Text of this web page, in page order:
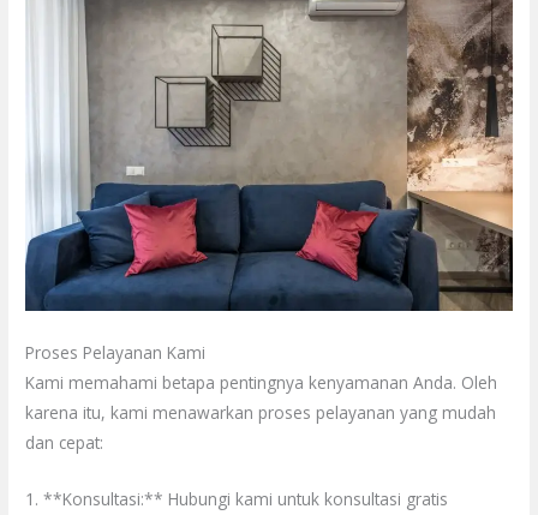
Proses Pelayanan Kami
Kami memahami betapa pentingnya kenyamanan Anda. Oleh
karena itu, kami menawarkan proses pelayanan yang mudah
dan cepat:
1. **Konsultasi:** Hubungi kami untuk konsultasi gratis